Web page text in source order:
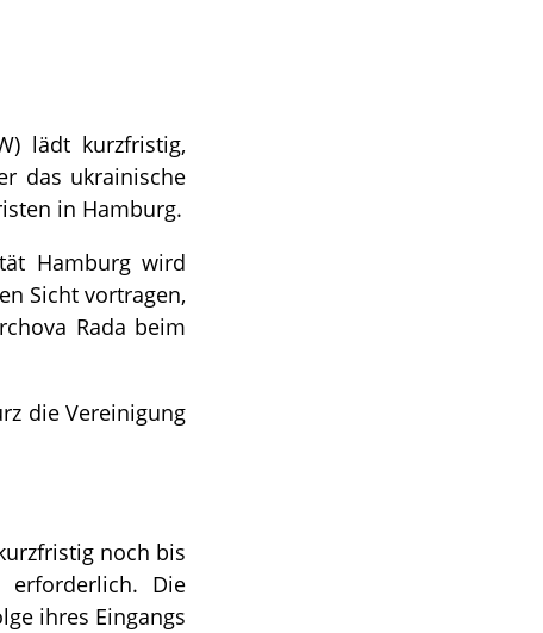
lädt kurzfristig,
das ukrainische
in Hamburg.
Hamburg wird
Sicht vortragen,
Rada beim
die Vereinigung
noch bis
Die
ihres Eingangs